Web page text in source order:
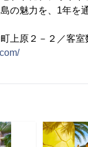
の魅力を、1年を
上原２－２／客室